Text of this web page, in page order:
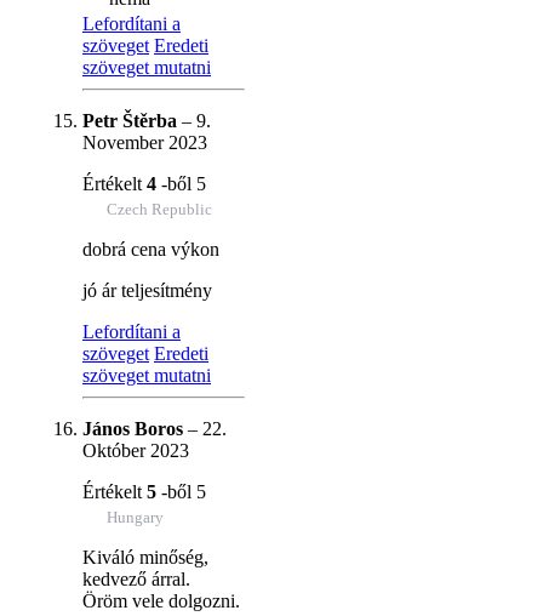
Lefordítani a
szöveget Eredeti
szöveget mutatni
Petr Štěrba – 9.
November 2023
Értékelt 4 -ből 5
Czech Republic
dobrá cena výkon
jó ár teljesítmény
Lefordítani a
szöveget Eredeti
szöveget mutatni
János Boros – 22.
Október 2023
Értékelt 5 -ből 5
Hungary
Kiváló minőség,
kedvező árral.
Öröm vele dolgozni.